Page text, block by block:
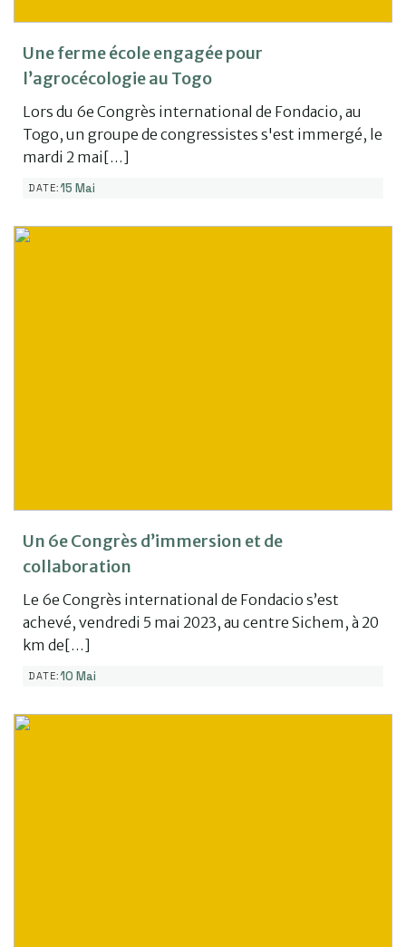
Une ferme école engagée pour
l’agrocécologie au Togo
Lors du 6e Congrès international de Fondacio, au
Togo, un groupe de congressistes s'est immergé, le
mardi 2 mai[…]
DATE:15 Mai
Un 6e Congrès d’immersion et de
collaboration
Le 6e Congrès international de Fondacio s’est
achevé, vendredi 5 mai 2023, au centre Sichem, à 20
km de[…]
DATE:10 Mai